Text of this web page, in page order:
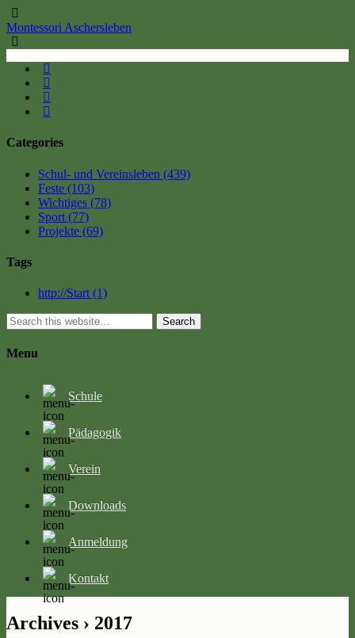
Montessori Aschersleben
Categories
Schul- und Vereinsleben (439)
Feste (103)
Wichtiges (78)
Sport (77)
Projekte (69)
Tags
http://Start (1)
Search
Menu
Schule
Pädagogik
Verein
Downloads
Anmeldung
Kontakt
Archives › 2017